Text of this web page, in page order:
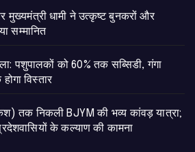
मुख्यमंत्री धामी ने उत्कृष्ट बुनकरों और
सम्मानित
पशुपालकों को 60% तक सब्सिडी, गंगा
विस्तार
तक निकली BJYM की भव्य कांवड़ यात्रा;
के कल्याण की कामना